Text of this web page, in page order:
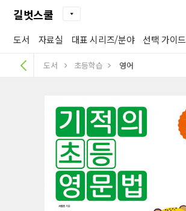
길벗스쿨
도서 자료실 대표 시리즈/분야 선택 가이드
도서 초등학습 영어